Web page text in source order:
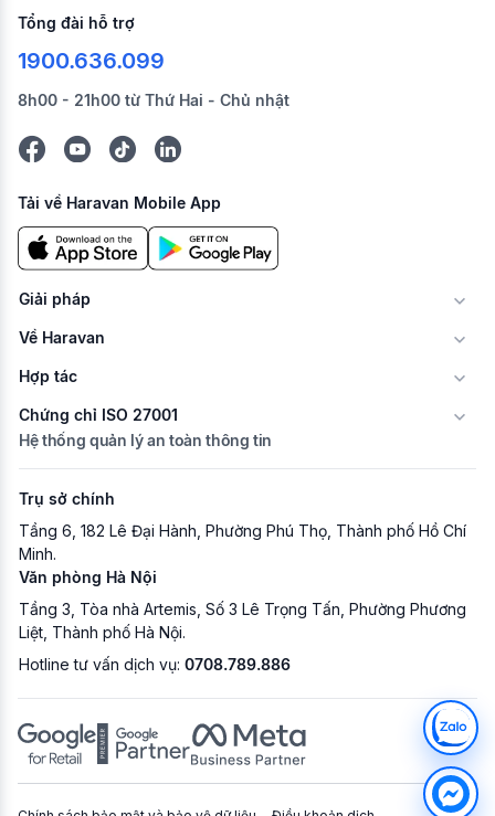
Tổng đài hỗ trợ
1900.636.099
8h00 - 21h00 từ Thứ Hai - Chủ nhật
Tải về Haravan Mobile App
Giải pháp
Về Haravan
Hợp tác
Chứng chỉ ISO 27001
Hệ thống quản lý an toàn thông tin
Trụ sở chính
Tầng 6, 182 Lê Đại Hành, Phường Phú Thọ, Thành phố Hồ Chí
Minh.
Văn phòng Hà Nội
Tầng 3, Tòa nhà Artemis, Số 3 Lê Trọng Tấn, Phường Phương
Liệt, Thành phố Hà Nội.
Hotline tư vấn dịch vụ: 0708.789.886